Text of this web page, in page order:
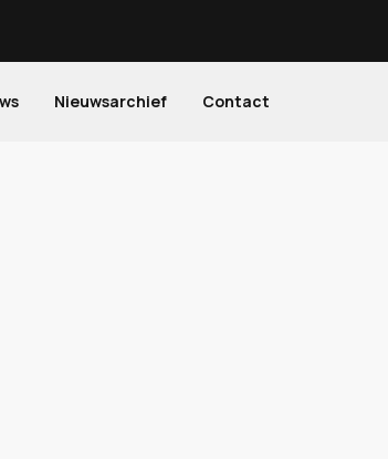
Nieuwsarchief Contact